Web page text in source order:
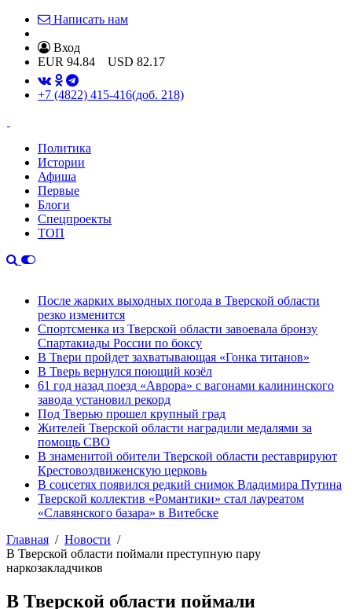
Написать нам
Вход
EUR 94.84 USD 82.17
+7 (4822) 415-416(доб. 218)
Политика
Истории
Афиша
Первые
Блоги
Спецпроекты
ТОП
После жарких выходных погода в Тверской области
резко изменится
Спортсменка из Тверской области завоевала бронзу
Спартакиады России по боксу
В Твери пройдет захватывающая «Гонка титанов»
В Тверь вернулся поющий козёл
61 год назад поезд «Аврора» с вагонами калининского
завода установил рекорд
Под Тверью прошел крупный град
Жителей Тверской области наградили медалями за
помощь СВО
В знаменитой обители Тверской области реставрируют
Крестовоздвиженскую церковь
В соцсетях появился редкий снимок Владимира Путина
Тверской коллектив «Романтики» стал лауреатом
«Славянского базара» в Витебске
Главная
Новости
В Тверской области поймали преступную пару
наркозакладчиков
В Тверской области поймали